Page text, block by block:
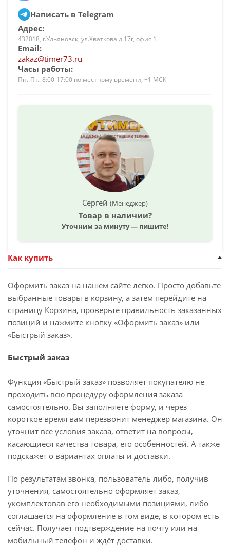
Написать в Telegram
Адрес:
432018, г.Ульяновск, ул.Хваткова д.17г, офис 1
Email:
zakaz@timer73.ru
Часы работы:
Пн.-Пт.: 8:00-17:00 по местному времени, +1 МСК
Сергей (Менеджер)
Товар в наличии?
Уточним за минуту — пишите!
Как купить
Оформить заказ на нашем сайте легко. Просто добавьте
выбранные товары в корзину, а затем перейдите на
страницу Корзина, проверьте правильность заказанных
позиций и нажмите кнопку «Оформить заказ» или
«Быстрый заказ».
Быстрый заказ
Функция «Быстрый заказ» позволяет покупателю не
проходить всю процедуру оформления заказа
самостоятельно. Вы заполняете форму, и через
короткое время вам перезвонит менеджер магазина. Он
уточнит все условия заказа, ответит на вопросы,
касающиеся качества товара, его особенностей. А также
подскажет о вариантах оплаты и доставки.
По результатам звонка, пользователь либо, получив
уточнения, самостоятельно оформляет заказ,
укомплектовав его необходимыми позициями, либо
соглашается на оформление в том виде, в котором есть
сейчас. Получает подтверждение на почту или на
мобильный телефон и ждёт доставки.